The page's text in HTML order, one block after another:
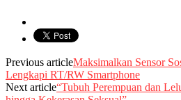
Previous articleMaksimalkan Sensor
Lengkapi RT/RW Smartphone
Next article“Tubuh Perempuan dan